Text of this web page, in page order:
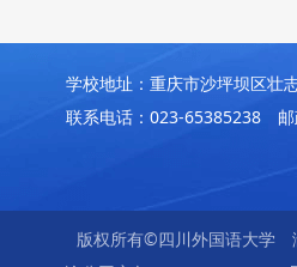
学校地址：重庆市沙坪坝区壮
联系电话：023-65385238 邮
版权所有©四川外国语大学